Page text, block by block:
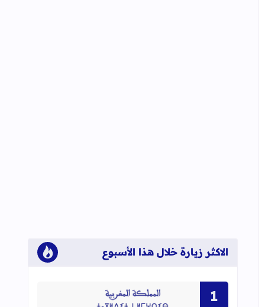
الاكثر زيارة خلال هذا الأسبوع